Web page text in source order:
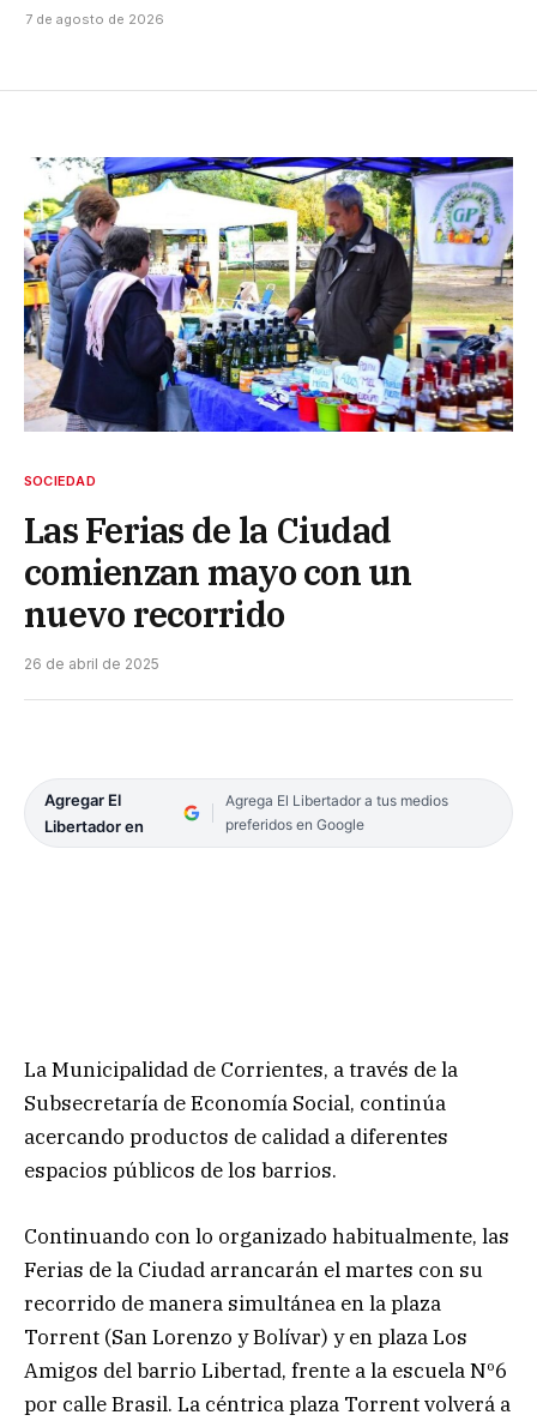
7 de agosto de 2026
SOCIEDAD
Las Ferias de la Ciudad
comienzan mayo con un
nuevo recorrido
26 de abril de 2025
Agregar El
Libertador en
Agrega El Libertador a tus medios
preferidos en Google
La Municipalidad de Corrientes, a través de la
Subsecretaría de Economía Social, continúa
acercando productos de calidad a diferentes
espacios públicos de los barrios.
Continuando con lo organizado habitualmente, las
Ferias de la Ciudad arrancarán el martes con su
recorrido de manera simultánea en la plaza
Torrent (San Lorenzo y Bolívar) y en plaza Los
Amigos del barrio Libertad, frente a la escuela Nº6
por calle Brasil. La céntrica plaza Torrent volverá a